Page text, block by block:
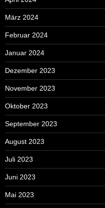
März 2024
Februar 2024
Januar 2024
Dezember 2023
November 2023
Oktober 2023
September 2023
August 2023
Juli 2023
Juni 2023
Mai 2023